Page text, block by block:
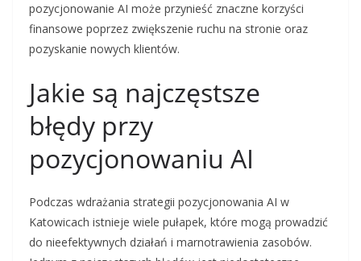
pozycjonowanie AI może przynieść znaczne korzyści
finansowe poprzez zwiększenie ruchu na stronie oraz
pozyskanie nowych klientów.
Jakie są najczęstsze
błędy przy
pozycjonowaniu AI
Podczas wdrażania strategii pozycjonowania AI w
Katowicach istnieje wiele pułapek, które mogą prowadzić
do nieefektywnych działań i marnotrawienia zasobów.